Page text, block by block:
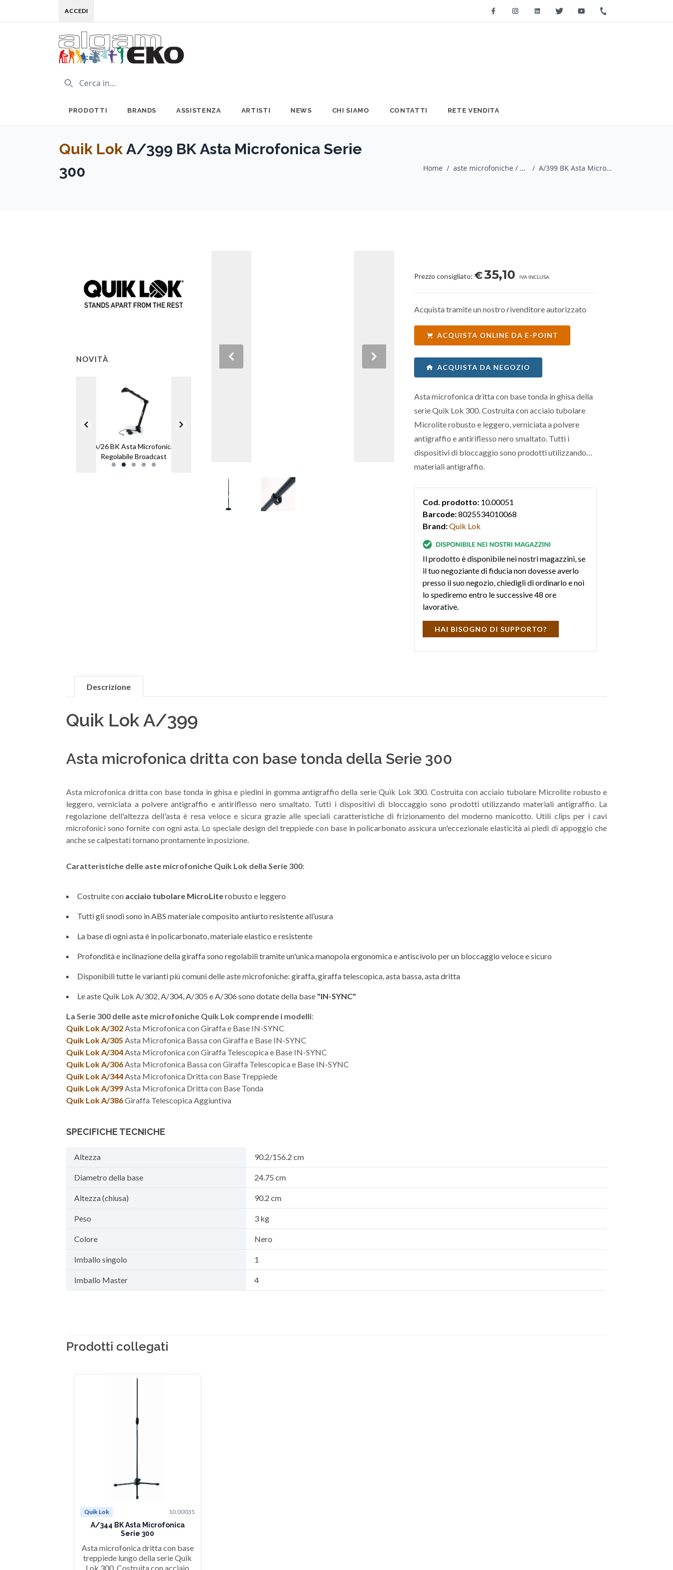
ACCEDI FacebookInstagramLinkedinTwitter Youtube
PRODOTTI BRANDS ASSISTENZA ARTISTI NEWS CHI SIAMO CONTATTI RETE VENDITA
Quik Lok A/399 BK Asta Microfonica Serie
300
Home / aste microfoniche / Quik Lok / A/399 BK Asta Microfonica Serie 300
NOVITÀ
A/26 BK Asta Microfonica
Regolabile Broadcast
Previous Next
Prezzo consigliato: €35,10 IVA INCLUSA
Acquista tramite un nostro rivenditore autorizzato
ACQUISTA ONLINE DA E-POINT
ACQUISTA DA NEGOZIO
Asta microfonica dritta con base tonda in ghisa della
serie Quik Lok 300. Costruita con acciaio tubolare
Microlite robusto e leggero, verniciata a polvere
antigraffio e antiriflesso nero smaltato. Tutti i
dispositivi di bloccaggio sono prodotti utilizzando
materiali antigraffio.
Cod. prodotto: 10.00051
Barcode:8025534010068
Brand:Quik Lok
Il prodotto è disponibile nei nostri magazzini, se
il tuo negoziante di fiducia non dovesse averlo
presso il suo negozio, chiedigli di ordinarlo e noi
lo spediremo entro le successive 48 ore
lavorative.
HAI BISOGNO DI SUPPORTO?
Descrizione
Quik Lok A/399
Asta microfonica dritta con base tonda della Serie 300
Asta microfonica dritta con base tonda in ghisa e piedini in gomma antigraffio della serie Quik Lok 300. Costruita con acciaio tubolare Microlite robusto e
leggero, verniciata a polvere antigraffio e antiriflesso nero smaltato. Tutti i dispositivi di bloccaggio sono prodotti utilizzando materiali antigraffio. La
regolazione dell'altezza dell'asta è resa veloce e sicura grazie alle speciali caratteristiche di frizionamento del moderno manicotto. Utili clips per i cavi
microfonici sono fornite con ogni asta. Lo speciale design del treppiede con base in policarbonato assicura un'eccezionale elasticità ai piedi di appoggio che
anche se calpestati tornano prontamente in posizione.
Caratteristiche delle aste microfoniche Quik Lok della Serie 300:
Costruite con acciaio tubolare MicroLiterobusto e leggero
Tutti gli snodi sono in ABS materiale composito antiurto resistente all’usura
La base di ogni asta è in policarbonato, materiale elastico e resistente
Profondità e inclinazione della giraffa sono regolabili tramite un'unica manopola ergonomica e antiscivolo per un bloccaggio veloce e sicuro
Disponibili tutte le varianti più comuni delle aste microfoniche: giraffa, giraffa telescopica, asta bassa, asta dritta
Le aste Quik Lok A/302, A/304, A/305 e A/306 sono dotate della base "IN-SYNC"
La Serie 300 delle aste microfoniche Quik Lok comprende i modelli:
Quik Lok A/302Asta Microfonica con Giraffa e Base IN-SYNC
Quik Lok A/305 Asta Microfonica Bassa con Giraffa e Base IN-SYNC
Quik Lok A/304Asta Microfonica con Giraffa Telescopica e Base IN-SYNC
Quik Lok A/306Asta Microfonica Bassa con Giraffa Telescopica e Base IN-SYNC
Quik Lok A/344Asta Microfonica Dritta con Base Treppiede
Quik Lok A/399Asta Microfonica Dritta con Base Tonda
Quik Lok A/386Giraffa Telescopica Aggiuntiva
SPECIFICHE TECNICHE
Altezza 90.2/156.2 cm
Diametro della base 24.75 cm
Altezza (chiusa) 90.2 cm
Peso 3 kg
Colore Nero
Imballo singolo 1
Imballo Master 4
Prodotti collegati
Quik Lok 10.00035
A/344 BK Asta Microfonica
Serie 300
Asta microfonica dritta con base
treppiede lungo della serie Quik
Lok 300. Costruita con acciaio